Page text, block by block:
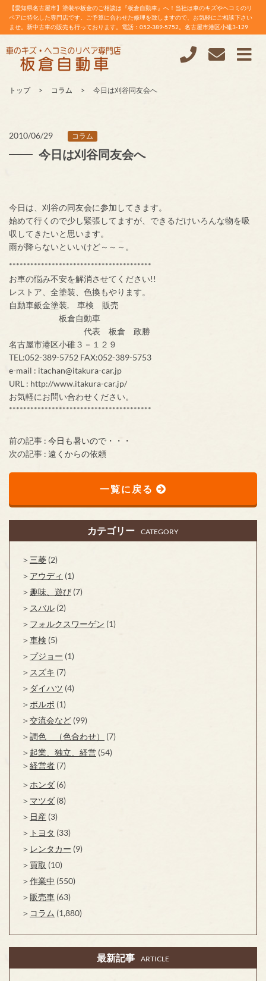
【愛知県名古屋市】塗装や板金のご相談は『板倉自動車』へ！当社は車のキズやヘコミのリ
ペアに特化した専門店です。ご予算に合わせた修理を致しますので、お気軽にご相談下さい
ませ。新中古車の販売も行っております。電話：052-389-5752。名古屋市港区小碓3-129
トップ コラム 今日は刈谷同友会へ
2010/06/29 コラム
今日は刈谷同友会へ
今日は、刈谷の同友会に参加してきます。
始めて行くので少し緊張してますが、できるだけいろんな物を吸
収してきたいと思います。
雨が降らないといいけど～～～。
****************************************
お車の悩み不安を解消させてください!!
レストア、全塗装、色換もやります。
自動車鈑金塗装, 車検 販売
板倉自動車
代表 板倉 政勝
名古屋市港区小碓３－１２９
TEL:052-389-5752 FAX:052-389-5753
e-mail : itachan@itakura-car.jp
URL : http://www.itakura-car.jp/
お気軽にお問い合わせください。
****************************************
前の記事 : 今日も暑いので・・・
次の記事 : 遠くからの依頼
一覧に戻る
カテゴリー CATEGORY
三菱 (2)
アウディ (1)
趣味、遊び (7)
スバル (2)
フォルクスワーゲン (1)
車検 (5)
プジョー (1)
スズキ (7)
ダイハツ (4)
ボルボ (1)
交流会など (99)
調色 （色合わせ）
(7)
起業、独立、経営 (54)
経営者 (7)
ホンダ (6)
マツダ (8)
日産 (3)
トヨタ (33)
レンタカー (9)
買取 (10)
作業中 (550)
販売車 (63)
コラム (1,880)
最新記事 ARTICLE